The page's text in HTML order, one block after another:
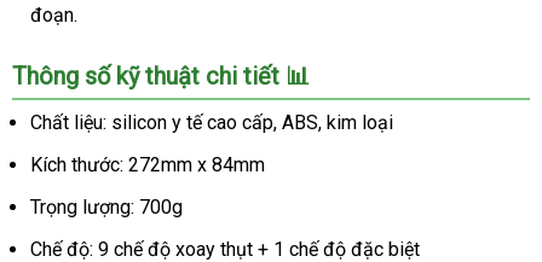
đoạn.
Thông số kỹ thuật chi tiết 📊
Chất liệu: silicon y tế cao cấp, ABS, kim loại
Kích thước: 272mm x 84mm
Trọng lượng: 700g
Chế độ: 9 chế độ xoay thụt + 1 chế độ đặc biệt